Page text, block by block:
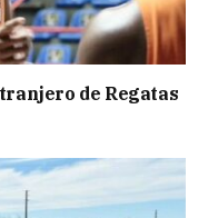
de Regatas